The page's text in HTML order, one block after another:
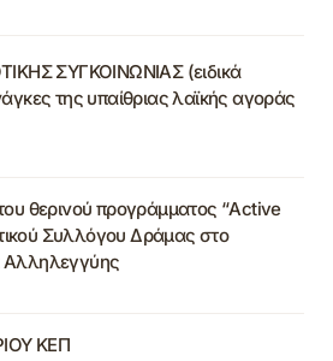
ΣΥΓΚΟΙΝΩΝΙΑΣ (ειδικά
της υπαίθριας λαϊκής αγοράς
θερινού προγράμματος “Active
Συλλόγου Δράμας στο
Αλληλεγγύης
ΚΕΠ